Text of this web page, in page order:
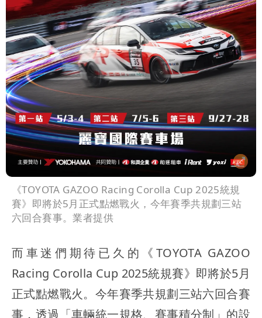
《TOYOTA GAZOO Racing Corolla Cup 2025統規
賽》即將於5月正式點燃戰火，今年賽季共規劃三站
六回合賽事。業者提供
而車迷們期待已久的《TOYOTA GAZOO
Racing Corolla Cup 2025統規賽》即將於5月
正式點燃戰火。今年賽季共規劃三站六回合賽
事，透過「車輛統一規格、賽事積分制」的設